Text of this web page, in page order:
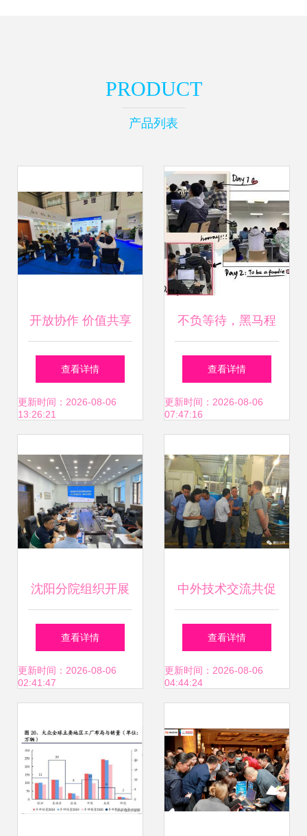
PRODUCT
产品列表
开放协作 价值共享
天津大族工厂开放
周暨三维五轴切割
幕
查看详情
更新时间：2026-08-06
13:26:21
不负等待，黑马程
序员技术交流社区
技术交流侧记
查看详情
更新时间：2026-08-06
07:47:16
沈阳分院组织开展
新一代ARP系统
2023年度技术交流
查看详情
更新时间：2026-08-06
02:41:47
中外技术交流共促
产品升级
查看详情
更新时间：2026-08-06
04:44:24